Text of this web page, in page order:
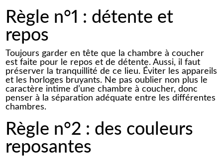
Règle n°1 : détente et
repos
Toujours garder en tête que la chambre à coucher
est faite pour le repos et de détente. Aussi, il faut
préserver la tranquillité de ce lieu. Éviter les appareils
et les horloges bruyants. Ne pas oublier non plus le
caractère intime d’une chambre à coucher, donc
penser à la séparation adéquate entre les différentes
chambres.
Règle n°2 : des couleurs
reposantes